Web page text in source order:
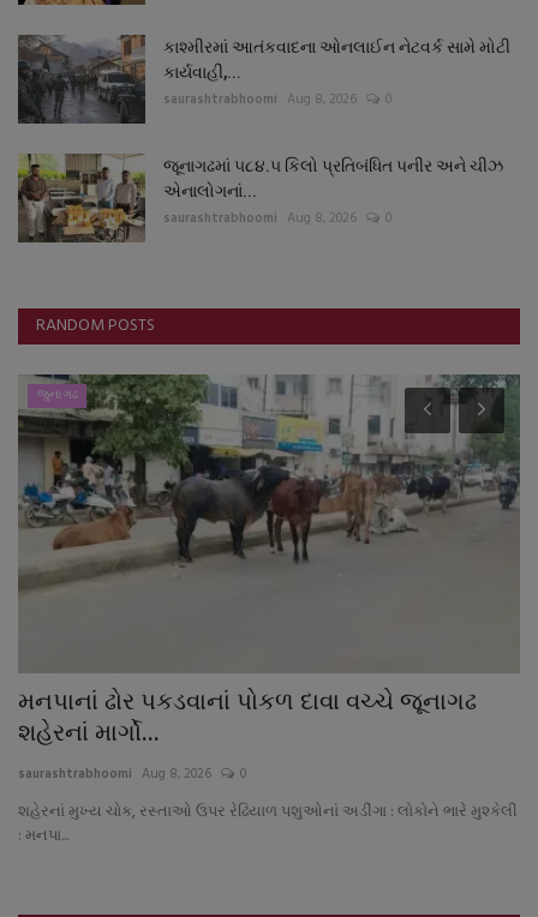
કાશ્મીરમાં આતંકવાદના ઓનલાઈન નેટવર્ક સામે મોટી
કાર્યવાહી,...
saurashtrabhoomi Aug 8, 2026 0
જૂનાગઢમાં ૫૮૪.૫ કિલો પ્રતિબંધિત પનીર અને ચીઝ
એનાલોગનાં...
saurashtrabhoomi Aug 8, 2026 0
RANDOM POSTS
જુનાગઢ
મનપાનાં ઢોર પકડવાનાં પોકળ દાવા વચ્ચે જૂનાગઢ
શહેરનાં માર્ગો...
saurashtrabhoomi Aug 8, 2026 0
શહેરનાં મુખ્ય ચોક, રસ્તાઓ ઉપર રેઢિયાળ પશુઓનાં અડીંગા : લોકોને ભારે મુશ્કેલી
: મનપા...